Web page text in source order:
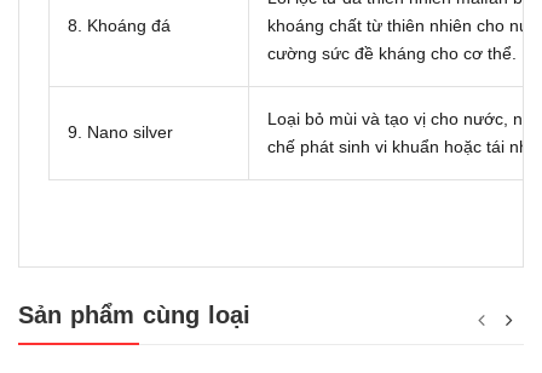
8. Khoáng đá
khoáng chất từ thiên nhiên cho
cường sức đề kháng cho cơ thể.
9. Nano silver
Loại bỏ mùi và tạo vị cho nước,
chế phát sinh vi khuẩn hoặc tái
Sản phẩm cùng loại